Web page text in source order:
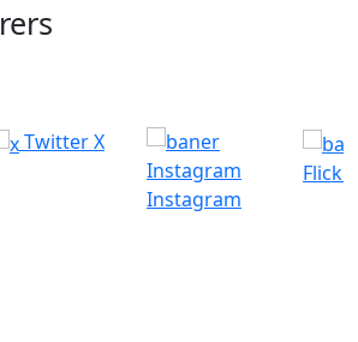
Twitter X
Instagram
Flickr